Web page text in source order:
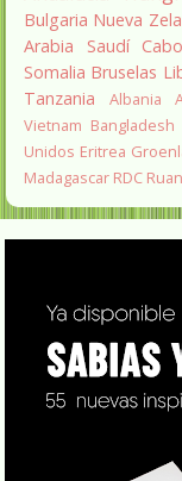
Bulgaria Nueva
Arabia Saudí
Somalia Bruselas
Tanzania
Albania
Vietnam Bangladesh
Unidos Eritrea
Madagascar RDC